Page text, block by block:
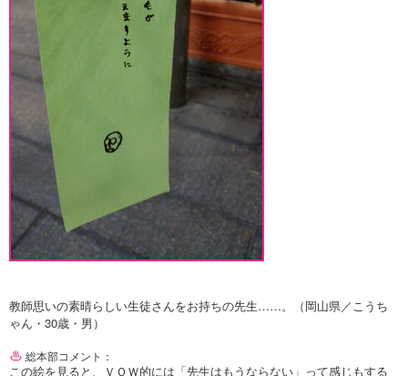
教師思いの素晴らしい生徒さんをお持ちの先生……。（岡山県／こうち
ゃん・30歳・男）
総本部コメント：
この絵を見ると、ＶＯＷ的には「先生はもうならない」って感じもする